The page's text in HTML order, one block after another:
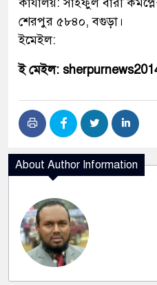
শেরপুর ৫৮৪০, বগুড়া।
ইমেইল:
ই মেইল:
About Author Information